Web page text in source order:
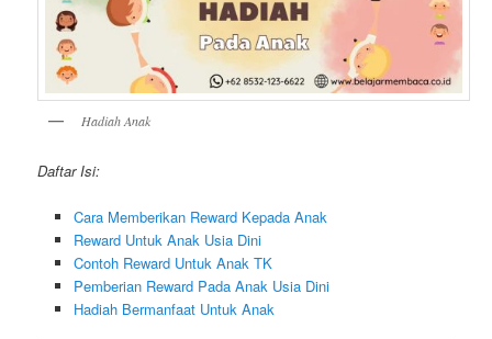
Hadiah Anak
Daftar Isi:
Cara Memberikan Reward Kepada Anak
Reward Untuk Anak Usia Dini
Contoh Reward Untuk Anak TK
Pemberian Reward Pada Anak Usia Dini
Hadiah Bermanfaat Untuk Anak